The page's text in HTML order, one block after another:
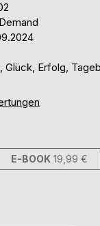
Glück, Erfolg,
E-BOOK 19,99 €